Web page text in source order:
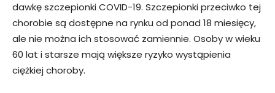
dawkę szczepionki COVID-19. Szczepionki przeciwko tej
chorobie są dostępne na rynku od ponad 18 miesięcy,
ale nie można ich stosować zamiennie. Osoby w wieku
60 lat i starsze mają większe ryzyko wystąpienia
ciężkiej choroby.